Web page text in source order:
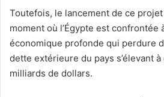
Toutefois, le lancement de ce
moment où l’Égypte est confrontée
économique profonde qui perdure
dette extérieure du pays s’élevant
milliards de dollars.